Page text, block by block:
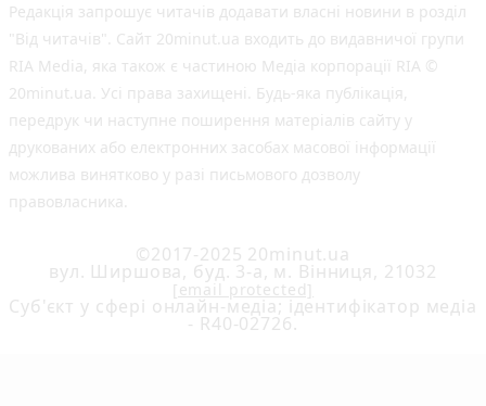
Редакція запрошує читачів додавати власні новини в розділ
"Від читачів". Сайт 20minut.ua входить до видавничої групи
RIA Media, яка також є частиною Медіа корпорації RIA ©
20minut.ua. Усі права захищені. Будь-яка публiкацiя,
передрук чи наступне поширення матеріалів сайту у
друкованих або електронних засобах масової інформації
можлива винятково у разі письмового дозволу
правовласника.
©2017-2025 20minut.ua
вул. Ширшова, буд. 3-а, м. Вінниця, 21032
[email protected]
Cуб'єкт у сфері онлайн-медіа; ідентифікатор медіа
- R40-02726.